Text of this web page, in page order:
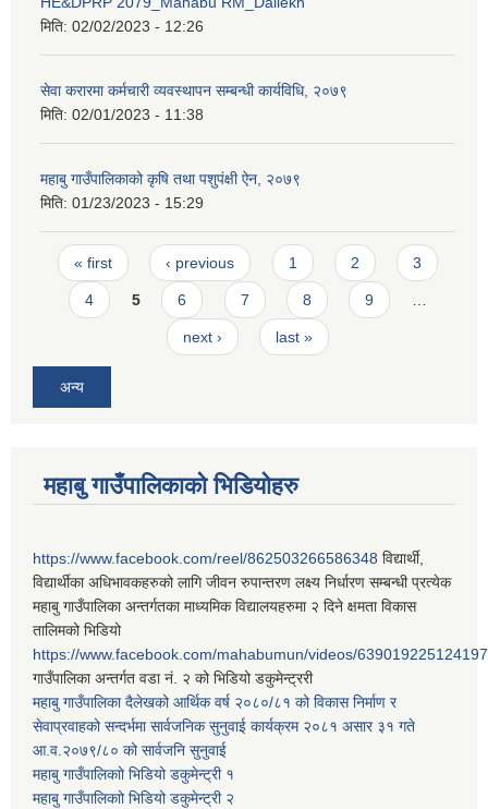
मिति: 02/02/2023 - 12:26
सेवा करारमा कर्मचारी व्यवस्थापन सम्बन्धी कार्यविधि, २०७९
मिति: 02/01/2023 - 11:38
महाबु गाउँपालिकाको कृषि तथा पशुपंक्षी ऐन, २०७९
मिति: 01/23/2023 - 15:29
Pages
« first ‹ previous 1 2 3
4 5 6 7 8 9
next › last »
अन्य
महाबु गाउँपालिकाको भिडियोहरु
https://www.facebook.com/reel/862503266586348 विद्यार्थी,
विद्यार्थीका अधिभावकहरुको लागि जीवन रुपान्तरण लक्ष्य निर्धारण सम्बन्धी प्रत्येक
महाबु गाउँपालिका अन्तर्गतका माध्यमिक विद्यालयहरुमा २ दिने क्षमता विकास
तालिमको भिडियो
https://www.facebook.com/mahabumun/videos/639019225124197
गाउँपालिका अन्तर्गत वडा नं. २ को भिडियो डकुमेन्ट्ररी
महाबु गाउँपालिका दैलेखको आर्थिक वर्ष २०८०/८१ को विकास निर्माण र
सेवाप्रवाहको सन्दर्भमा सार्वजनिक सुनुवाई कार्यक्रम २०८१ असार ३१ गते
आ.व.२०७९/८० को सार्वजनि सुनुवाई
महाबु गाउँपालिकाो भिडियो डकुमेन्ट्री १
महाबु गाउँपालिकाो भिडियो डकुमेन्ट्री २